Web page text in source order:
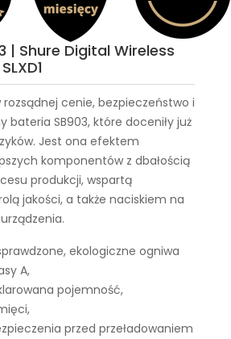
| Shure Digital Wireless
rozsądnej cenie, bezpieczeństwo i
bateria SB903, które doceniły już
Jest ona efektem
komponentów z dbałością
produkcji, wspartą
jakości, a także naciskiem na
ekologiczne ogniwa
A,
pojemność,
przed przeładowaniem